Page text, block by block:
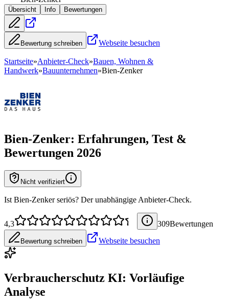
Übersicht Info Bewertungen
Bewertung schreiben Webseite besuchen
Startseite»Anbieter-Check»Bauen, Wohnen &
Handwerk»Bauunternehmen»Bien-Zenker
Bien-Zenker: Erfahrungen, Test &
Bewertungen 2026
Nicht verifiziert
Ist Bien-Zenker seriös? Der unabhängige Anbieter-Check.
4,3 309Bewertungen
Bewertung schreiben Webseite besuchen
Verbraucherschutz KI: Vorläufige
Analyse